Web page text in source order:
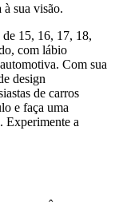
sua visão.
15, 16, 17, 18,
com lábio
Com sua
design
de carros
e faça uma
Experimente a